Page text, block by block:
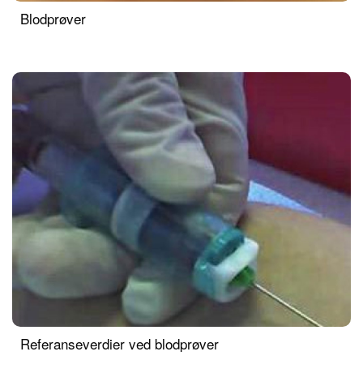
Blodprøver
Referanseverdier ved blodprøver